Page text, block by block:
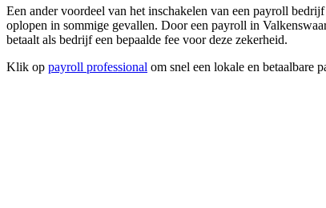
Een ander voordeel van het inschakelen van een payroll
oplopen in sommige gevallen. Door een payroll in
betaalt als bedrijf een bepaalde fee voor deze zekerheid.
Klik op payroll professional om snel een lokale en betaalbare